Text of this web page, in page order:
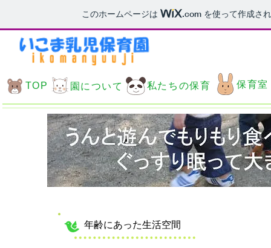
このホームページは .comを使って作成さ
TOP 園について 私たちの保育 保育室
年齢にあった生活空間